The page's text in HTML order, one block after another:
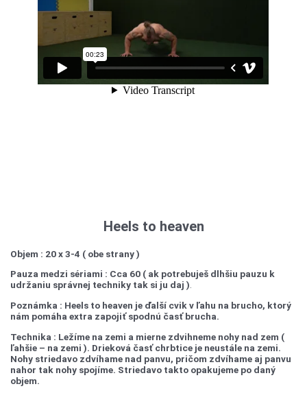
Heels to heaven
Objem : 20 x 3-4 ( obe strany )
Pauza medzi sériami : Cca 60 ( ak potrebuješ dlhšiu pauzu k
udržaniu správnej techniky tak si ju daj ).
Poznámka : Heels to heaven je ďalší cvik v ľahu na brucho, ktorý
nám pomáha extra zapojiť spodnú časť brucha.
Technika : Ležíme na zemi a mierne zdvihneme nohy nad zem (
ľahšie – na zemi ). Drieková časť chrbtice je neustále na zemi.
Nohy striedavo zdvíhame nad panvu, pričom zdvíhame aj panvu
nahor tak nohy spojíme. Striedavo takto opakujeme po daný
objem.